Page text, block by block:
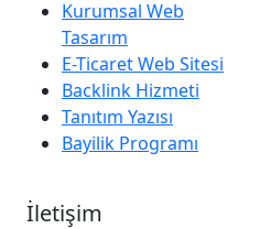
Kurumsal Web
Tasarım
E-Ticaret Web Sitesi
Backlink Hizmeti
Tanıtım Yazısı
Bayilik Programı
İletişim